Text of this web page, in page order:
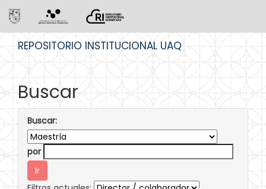
REPOSITORIO INSTITUCIONAL UAQ
Buscar
Buscar:
por